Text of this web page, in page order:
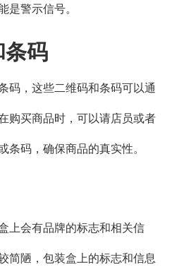
是警示信号。
条码
码，这些二维码和条码可以通
购买商品时，可以请店员或者
条码，确保商品的真实性。
上会有品牌的标志和相关信
简陋，包装盒上的标志和信息